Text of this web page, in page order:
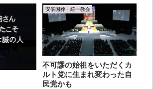
安倍国葬・統一教会
不可謬の始祖をいただくカ
ルト党に生まれ変わった自
民党かも